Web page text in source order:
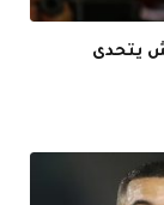
يتحدى